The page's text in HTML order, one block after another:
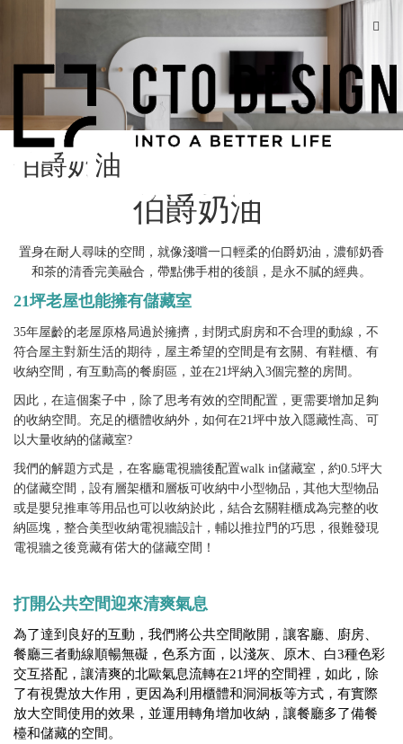
伯爵奶油
伯爵奶油
置身在耐人尋味的空間，就像淺嚐一口輕柔的伯爵奶油，濃郁奶香
和茶的清香完美融合，帶點佛手柑的後韻，是永不膩的經典。
21坪老屋也能擁有儲藏室
35年屋齡的老屋原格局過於擁擠，封閉式廚房和不合理的動線，不
符合屋主對新生活的期待，屋主希望的空間是有玄關、有鞋櫃、有
收納空間，有互動高的餐廚區，並在21坪納入3個完整的房間。
因此，在這個案子中，除了思考有效的空間配置，更需要增加足夠
的收納空間。充足的櫃體收納外，如何在21坪中放入隱藏性高、可
以大量收納的儲藏室?
我們的解題方式是，在客廳電視牆後配置walk in儲藏室，約0.5坪大
的儲藏空間，設有層架櫃和層板可收納中小型物品，其他大型物品
或是嬰兒推車等用品也可以收納於此，結合玄關鞋櫃成為完整的收
納區塊，整合美型收納電視牆設計，輔以推拉門的巧思，很難發現
電視牆之後竟藏有偌大的儲藏空間！
打開公共空間迎來清爽氣息
為了達到良好的互動，我們將公共空間敞開，讓客廳、廚房、
餐廳三者動線順暢無礙，色系方面，以淺灰、原木、白3種色彩
交互搭配，讓清爽的北歐氣息流轉在21坪的空間裡，如此，除
了有視覺放大作用，更因為利用櫃體和洞洞板等方式，有實際
放大空間使用的效果，並運用轉角增加收納，讓餐廳多了備餐
檯和儲藏的空間。